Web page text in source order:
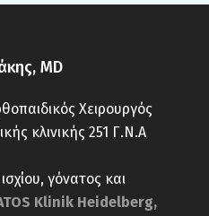
MD
Χειρουργός
κλινικής 251 Γ.Ν.Α
γόνατος και
Klinik Heidelberg,